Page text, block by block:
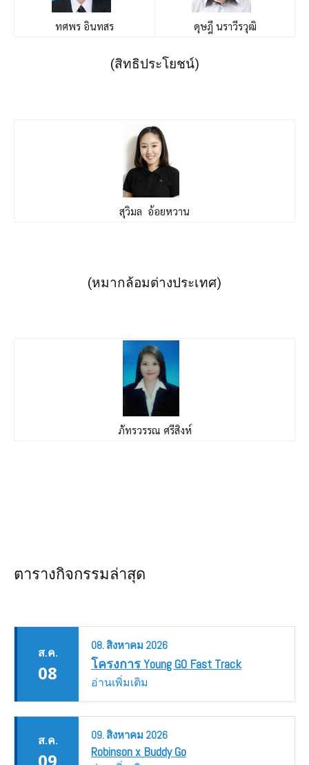
ทศพร อินทสร ดุษฎี นราวีรวุฒิ
(สิทธิประโยชน์)
สุวิมล อ้อยหวาน
(หมากล้อมต่างประเทศ)
ภัทรวรรณ ศรีสิงห์
ตารางกิจกรรมล่าสุด
ส.ค.
08
08.สิงหาคม 2026
โครงการ Young GO Fast Track
อ่านเพิ่มเติม
ส.ค. 09.สิงหาคม 2026
Robinson x Buddy Go